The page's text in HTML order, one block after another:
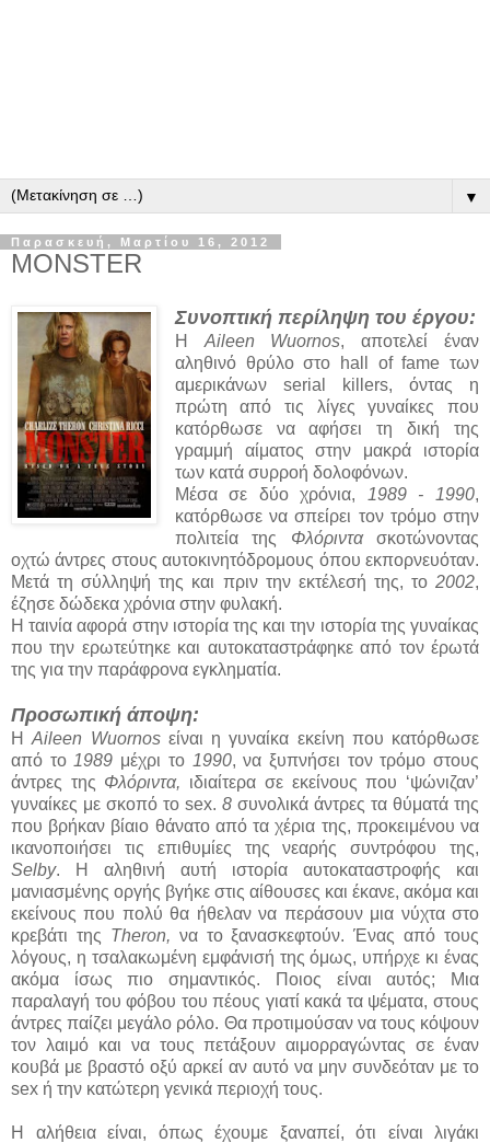
▼
Παρασκευή, Μαρτίου 16, 2012
MONSTER
Συνοπτική περίληψη του έργου:
Η Aileen Wuornos, αποτελεί έναν
αληθινό θρύλο στο hall of fame των
αμερικάνων serial killers, όντας η
πρώτη από τις λίγες γυναίκες που
κατόρθωσε να αφήσει τη δική της
γραμμή αίματος στην μακρά ιστορία
των κατά συρροή δολοφόνων.
Μέσα σε δύο χρόνια, 1989 - 1990,
κατόρθωσε να σπείρει τον τρόμο στην
πολιτεία της Φλόριντα σκοτώνοντας
οχτώ άντρες στους αυτοκινητόδρομους όπου εκπορνευόταν.
Μετά τη σύλληψή της και πριν την εκτέλεσή της, το2002,
έζησε δώδεκα χρόνια στην φυλακή.
Η ταινία αφορά στην ιστορία της και την ιστορία της γυναίκας
που την ερωτεύτηκε και αυτοκαταστράφηκε από τον έρωτά
της για την παράφρονα εγκληματία.
Προσωπική άποψη:
ΗAileen Wuornosείναι η γυναίκα εκείνη που κατόρθωσε
από το1989 μέχρι το1990, να ξυπνήσει τον τρόμο στους
άντρες της Φλόριντα, ιδιαίτερα σε εκείνους που ‘ψώνιζαν’
γυναίκες με σκοπό το sex. 8 συνολικά άντρες τα θύματά της
που βρήκαν βίαιο θάνατο από τα χέρια της, προκειμένου να
ικανοποιήσει τις επιθυμίες της νεαρής συντρόφου της,
Selby. Η αληθινή αυτή ιστορία αυτοκαταστροφής και
μανιασμένης οργής βγήκε στις αίθουσες και έκανε, ακόμα και
εκείνους που πολύ θα ήθελαν να περάσουν μια νύχτα στο
κρεβάτι της Theron, να το ξανασκεφτούν. Ένας από τους
λόγους, η τσαλακωμένη εμφάνισή της όμως, υπήρχε κι ένας
ακόμα ίσως πιο σημαντικός. Ποιος είναι αυτός; Μια
παραλαγή του φόβου του πέους γιατί κακά τα ψέματα, στους
άντρες παίζει μεγάλο ρόλο. Θα προτιμούσαν να τους κόψουν
τον λαιμό και να τους πετάξουν αιμορραγώντας σε έναν
κουβά με βραστό οξύ αρκεί αν αυτό να μην συνδεόταν με το
sex ή την κατώτερη γενικά περιοχή τους.
Η αλήθεια είναι, όπως έχουμε ξαναπεί, ότι είναι λιγάκι